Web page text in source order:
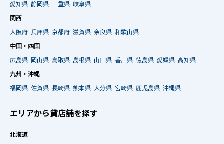
愛知県 静岡県 三重県 岐阜県
関西
大阪府 兵庫県 京都府 滋賀県 奈良県 和歌山県
中国・四国
広島県 岡山県 鳥取県 島根県 山口県 香川県 徳島県 愛媛県 高知県
九州・沖縄
福岡県 佐賀県 長崎県 熊本県 大分県 宮崎県 鹿児島県 沖縄県
エリアから貸店舗を探す
北海道